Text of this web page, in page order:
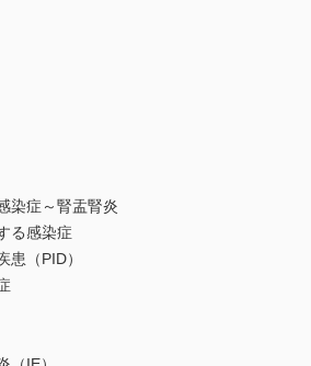
染症～腎盂腎炎
る感染症
患（PID）